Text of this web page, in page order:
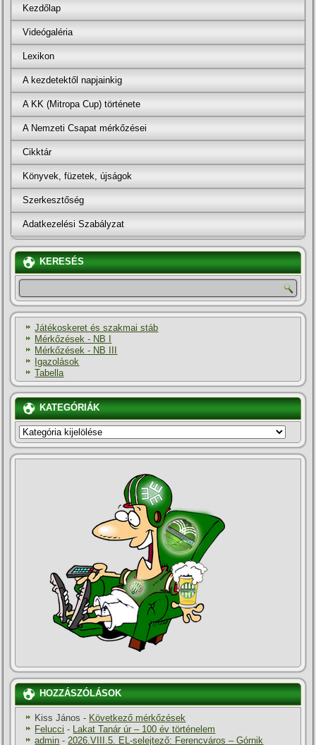
Kezdőlap
Videógaléria
Lexikon
A kezdetektől napjainkig
A KK (Mitropa Cup) története
A Nemzeti Csapat mérkőzései
Cikktár
Könyvek, füzetek, újságok
Szerkesztőség
Adatkezelési Szabályzat
KERESÉS
Játékoskeret és szakmai stáb
Mérkőzések - NB I
Mérkőzések - NB III
Igazolások
Tabella
KATEGÓRIÁK
KATEGÓRIÁK
HOZZÁSZÓLÁSOK
Kiss János - Következő mérkőzések
Felucci - Lakat Tanár úr – 100 év történelem
admin - 2026.VIII.5. EL-selejtező: Ferencváros – Górnik